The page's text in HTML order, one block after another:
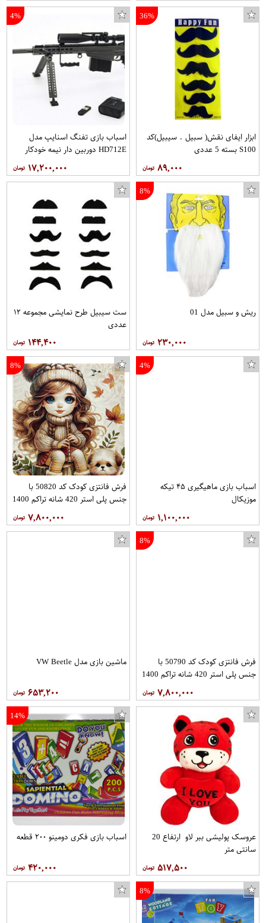
36%
ابزار ایفای نقش( سبیل . سیبیل)کد
S100 بسته 5 عددی
۸۹,۰۰۰
4%
اسباب بازی تفنگ اسنایپ مدل
HD712E دوربین دار نیمه خودکار
۱۷,۲۰۰,۰۰۰
8%
ریش و سبیل مدل 01
۲۳۰,۰۰۰
ست سیبیل طرح نمایشی مجموعه ۱۲
عددی
۱۴۴,۴۰۰
4%
اسباب بازی ماهیگیری ۴۵ تیکه
موزیکال
۱,۱۰۰,۰۰۰
8%
فرش فانتزی کودک کد 50820 با
جنس پلی استر 420 شانه تراکم 1400
۷,۸۰۰,۰۰۰
8%
فرش فانتزی کودک کد 50790 با
جنس پلی استر 420 شانه تراکم 1400
۷,۸۰۰,۰۰۰
ماشین بازی مدل VW Beetle
۶۵۳,۲۰۰
عروسک پولیشی ببر لاو ارتفاع 20
سانتی متر
۵۱۷,۵۰۰
14%
اسباب بازی فکری دومینو ۲۰۰ قطعه
۴۲۰,۰۰۰
8%